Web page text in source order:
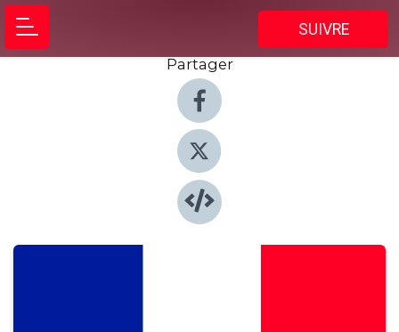
SUIVRE
Partager